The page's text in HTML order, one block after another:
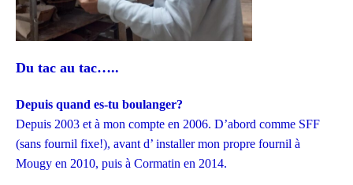
Du tac au tac…..
Depuis quand es-tu boulanger?
Depuis 2003 et à mon compte en 2006. D’abord comme SFF
(sans fournil fixe!), avant d’ installer mon propre fournil à
Mougy en 2010, puis à Cormatin en 2014.